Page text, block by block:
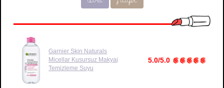
Garnier Skin Naturals
Micellar Kusursuz Makyaj
Temizleme Suyu
5.0/5.0